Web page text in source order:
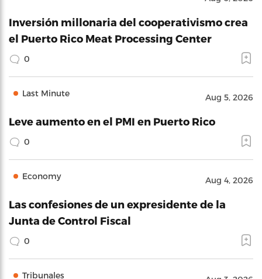
Inversión millonaria del cooperativismo crea
el Puerto Rico Meat Processing Center
0
Last Minute Aug 5, 2026
Leve aumento en el PMI en Puerto Rico
0
Economy Aug 4, 2026
Las confesiones de un expresidente de la
Junta de Control Fiscal
0
Tribunales